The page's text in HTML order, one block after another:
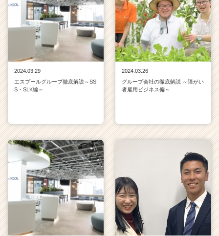
2024.03.29
エスプールグループ徹底解説～SS
S・SLK編～
2024.03.26
グループ会社の徹底解説 ～障がい
者雇用ビジネス偏～